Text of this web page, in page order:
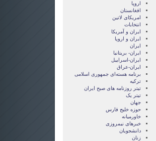
اروپا
افغانستان
امریکای لاتین
انتخابات
ايران و آمريکا
ايران و اروپا
ایران
ایران- بریتانیا
ایران-اسراییل
ایران-عراق
برنامه هسته‌ای جمهوری اسلامی
ترکیه
تیتر روزنامه های صبح ایران
تیتر یک
جهان
حوزه خلیج فارس
خاورمیانه
خبرهای نیمروزی
دانشجویان
زنان